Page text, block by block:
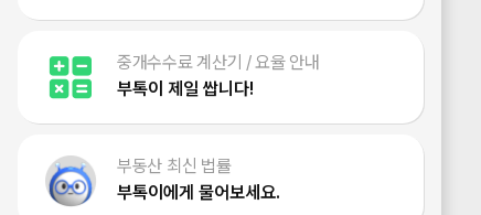
중개수수료 계산기 / 요율 안내
부톡이 제일 쌉니다!
부동산 최신 법률
부톡이에게 물어보세요.